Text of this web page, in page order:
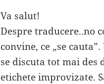
Va salut!
Despre traducere..no
convine, ce „se
se discuta tot mai des
etichete improvizate.